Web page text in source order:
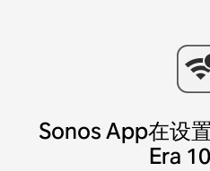
Sonos App在设
Era